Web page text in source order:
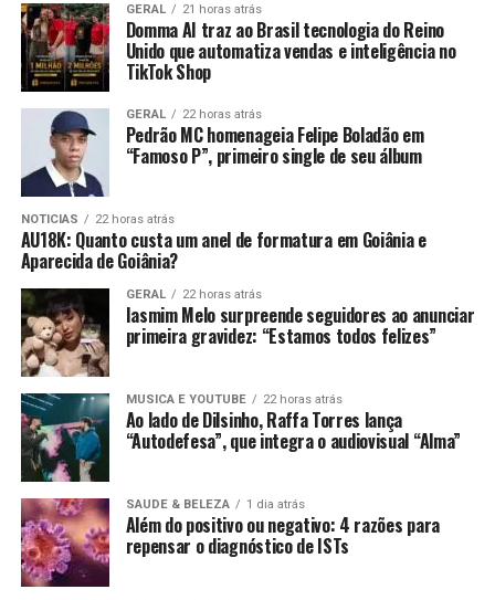
GERAL 21 horas atrás
Domma AI traz ao Brasil tecnologia do Reino
Unido que automatiza vendas e inteligência no
TikTok Shop
GERAL 22 horas atrás
Pedrão MC homenageia Felipe Boladão em
“Famoso P”, primeiro single de seu álbum
NOTICIAS 22 horas atrás
AU18K: Quanto custa um anel de formatura em Goiânia e
Aparecida de Goiânia?
GERAL 22 horas atrás
Iasmim Melo surpreende seguidores ao anunciar
primeira gravidez: “Estamos todos felizes”
MUSICA E YOUTUBE 22 horas atrás
Ao lado de Dilsinho, Raffa Torres lança
“Autodefesa”, que integra o audiovisual “Alma”
SAUDE & BELEZA 1 dia atrás
Além do positivo ou negativo: 4 razões para
repensar o diagnóstico de ISTs